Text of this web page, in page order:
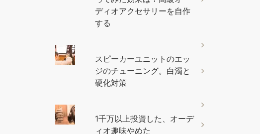
ディオアクセサリーを自作
する
スピーカーユニットのエッ
ジのチューニング。白濁と
硬化対策
1千万以上投資した、オーデ
ィオ趣味やめた